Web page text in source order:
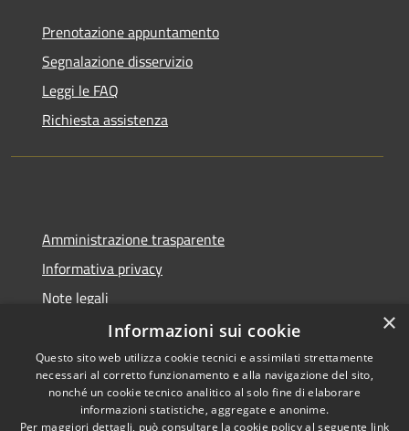
Prenotazione appuntamento
Segnalazione disservizio
Leggi le FAQ
Richiesta assistenza
Amministrazione trasparente
Informativa privacy
Note legali
Dichiarazione di accessibilità
RSS
Copyright © 2026 • Comune di
×
Informazioni sui cookie
Questo sito web utilizza cookie tecnici e assimilati strettamente
necessari al corretto funzionamento e alla navigazione del sito,
nonché un cookie tecnico analitico al solo fine di elaborare
informazioni statistiche, aggregate e anonime.
Per maggiori dettagli, può consultare la cookie policy al seguente link